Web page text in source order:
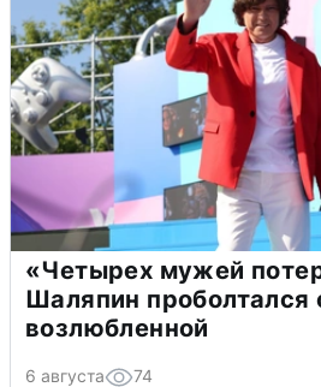
«Четырех мужей
Шаляпин проболтался
возлюбленной
6 августа 74